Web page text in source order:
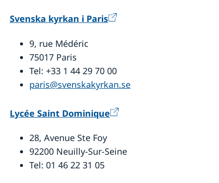
Frankrike i Sverige
Praktik på ambassaden
Dataskyddspolicy (GDPR)
Arbeta på ambassaden
Chaufför med administrativa och logistiska
Praktisk information för studier, resor och
Så stöttar vi svenska företag
Vi är en resurs för svenska företag
Team Sweden
Så kan du få stöd
Aktuellt
Fransk-svenska innovationspartnerskapet
Tidsbokning för konsulära ärenden
Svenska kyrkan i Paris
9, rue Médéric
75017 Paris
Tel: +33 1 44 29 70 00
paris@svenskakyrkan.se
Lycée Saint Dominique
28, Avenue Ste Foy
92200 Neuilly-Sur-Seine
Tel: 01 46 22 31 05